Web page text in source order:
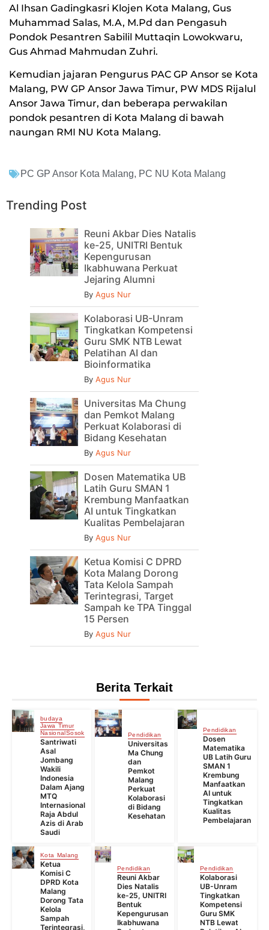
Al Ihsan Gadingkasri Klojen Kota Malang, Gus
Muhammad Salas, M.A, M.Pd dan Pengasuh
Pondok Pesantren Sabilil Muttaqin Lowokwaru,
Gus Ahmad Mahmudan Zuhri.
Kemudian jajaran Pengurus PAC GP Ansor se Kota
Malang, PW GP Ansor Jawa Timur, PW MDS Rijalul
Ansor Jawa Timur, dan beberapa perwakilan
pondok pesantren di Kota Malang di bawah
naungan RMI NU Kota Malang.
PC GP Ansor Kota Malang, PC NU Kota Malang
Trending Post
Reuni Akbar Dies Natalis
ke-25, UNITRI Bentuk
Kepengurusan
Ikabhuwana Perkuat
Jejaring Alumni
By Agus Nur
Kolaborasi UB-Unram
Tingkatkan Kompetensi
Guru SMK NTB Lewat
Pelatihan AI dan
Bioinformatika
By Agus Nur
Universitas Ma Chung
dan Pemkot Malang
Perkuat Kolaborasi di
Bidang Kesehatan
By Agus Nur
Dosen Matematika UB
Latih Guru SMAN 1
Krembung Manfaatkan
AI untuk Tingkatkan
Kualitas Pembelajaran
By Agus Nur
Ketua Komisi C DPRD
Kota Malang Dorong
Tata Kelola Sampah
Terintegrasi, Target
Sampah ke TPA Tinggal
15 Persen
By Agus Nur
Berita Terkait
budaya
Jawa Timur
NasionalSosok
Santriwati
Asal
Jombang
Wakili
Indonesia
Dalam Ajang
MTQ
Internasional
Raja Abdul
Azis di Arab
Saudi
Pendidikan
Universitas
Ma Chung
dan
Pemkot
Malang
Perkuat
Kolaborasi
di Bidang
Kesehatan
Pendidikan
Dosen
Matematika
UB Latih Guru
SMAN 1
Krembung
Manfaatkan
AI untuk
Tingkatkan
Kualitas
Pembelajaran
Kota Malang
Ketua
Komisi C
DPRD Kota
Malang
Dorong Tata
Kelola
Sampah
Terintegrasi,
Pendidikan
Reuni Akbar
Dies Natalis
ke-25, UNITRI
Bentuk
Kepengurusan
Ikabhuwana
Pendidikan
Kolaborasi
UB-Unram
Tingkatkan
Kompetensi
Guru SMK
NTB Lewat